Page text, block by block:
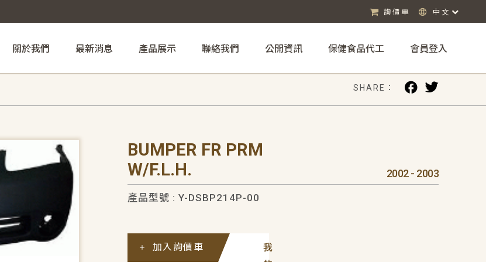
詢價車 中文
關於我們 最新消息 產品展示 聯絡我們 公開資訊 保健食品代工 會員登入
SHARE：
BUMPER FR PRM
W/F.L.H.
2002 - 2003
產品型號 : Y-DSBP214P-00
我
加入詢價車